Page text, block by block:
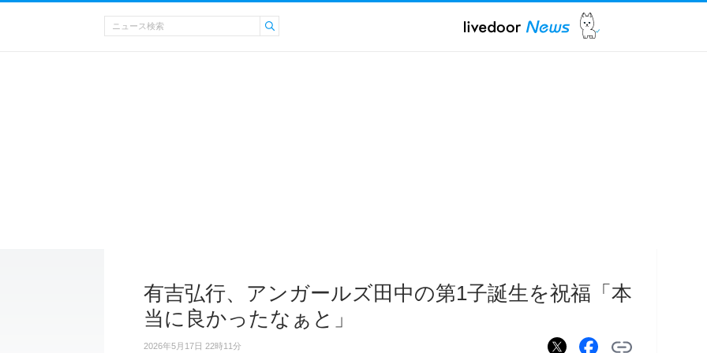
有吉弘行、アンガールズ田中の第1子誕生を祝福「本
当に良かったなぁと」
2026年5月17日 22時11分